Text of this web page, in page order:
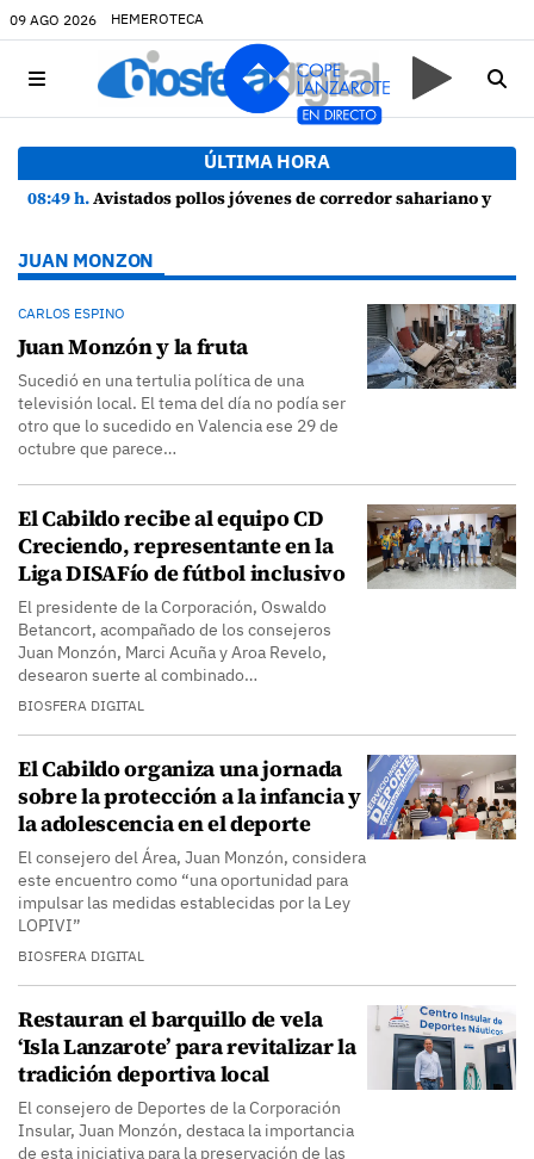
09 AGO 2026 HEMEROTECA
ÚLTIMA HORA
08:49 h.Avistados pollos jóvenes de corredor sahariano y episodios de cortejo de hubara cerca del rally de Lanzarote
JUAN MONZON
CARLOS ESPINO
Juan Monzón y la fruta
Sucedió en una tertulia política de una
televisión local. El tema del día no podía ser
otro que lo sucedido en Valencia ese 29 de
octubre que parece…
El Cabildo recibe al equipo CD
Creciendo, representante en la
Liga DISAFío de fútbol inclusivo
El presidente de la Corporación, Oswaldo
Betancort, acompañado de los consejeros
Juan Monzón, Marci Acuña y Aroa Revelo,
desearon suerte al combinado…
BIOSFERA DIGITAL
El Cabildo organiza una jornada
sobre la protección a la infancia y
la adolescencia en el deporte
El consejero del Área, Juan Monzón, considera
este encuentro como “una oportunidad para
impulsar las medidas establecidas por la Ley
LOPIVI”
BIOSFERA DIGITAL
Restauran el barquillo de vela
‘Isla Lanzarote’ para revitalizar la
tradición deportiva local
El consejero de Deportes de la Corporación
Insular, Juan Monzón, destaca la importancia
de esta iniciativa para la preservación de las